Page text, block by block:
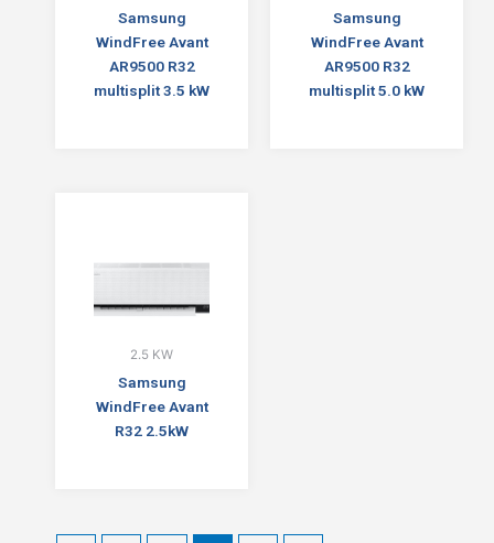
Samsung
WindFree Avant
AR9500 R32
multisplit 3.5 kW
Samsung
WindFree Avant
AR9500 R32
multisplit 5.0 kW
2.5 KW
Samsung
WindFree Avant
R32 2.5kW